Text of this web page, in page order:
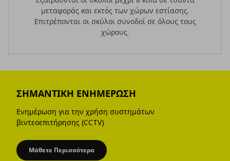
μεταφοράς και εκτός των χώρων εστίασης.
Επιτρέπονται οι σκύλοι συνοδοί σε όλους τους
χώρους.
ΣΗΜΑΝΤΙΚΗ ΕΝΗΜΕΡΩΣΗ
Ενημέρωση για την χρήση συστημάτων
βιντεοεπιτήρησης (CCTV)
Μάθετε Περισσότερα